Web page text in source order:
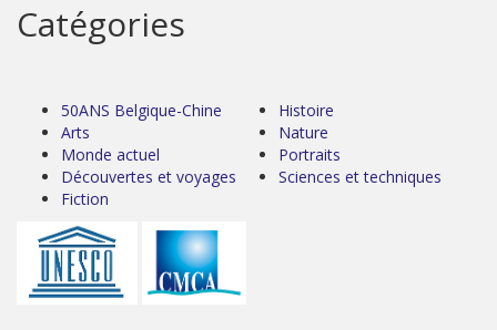
Catégories
50ANS Belgique-Chine
Arts
Monde actuel
Découvertes et voyages
Fiction
Histoire
Nature
Portraits
Sciences et techniques